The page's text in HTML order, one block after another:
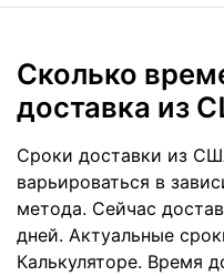
Сколько
доставка из
Сроки доставки из
варьироваться в
метода. Сейчас
дней. Актуальные
Калькуляторе. Время